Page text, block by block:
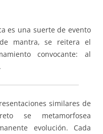
es una suerte de evento
mantra, se reitera el
convocante: al
similares de
se metamorfosea
evolución. Cada